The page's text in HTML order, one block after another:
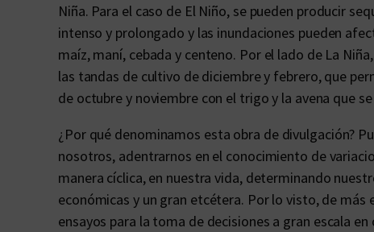
Niña. Para el caso de El Niño, se pueden producir
intenso y prolongado y las inundaciones pueden
maíz, maní, cebada y centeno. Por el lado de La
las tandas de cultivo de diciembre y febrero, que
de octubre y noviembre con el trigo y la avena que
¿Por qué denominamos esta obra de divulgación?
nosotros, adentrarnos en el conocimiento de
manera cíclica, en nuestra vida, determinando
económicas y un gran etcétera. Por lo visto, de
ensayos para la toma de decisiones a gran escala